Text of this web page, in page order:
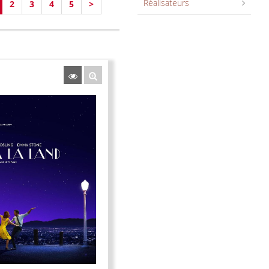
2 3 4 5 > Réalisateurs